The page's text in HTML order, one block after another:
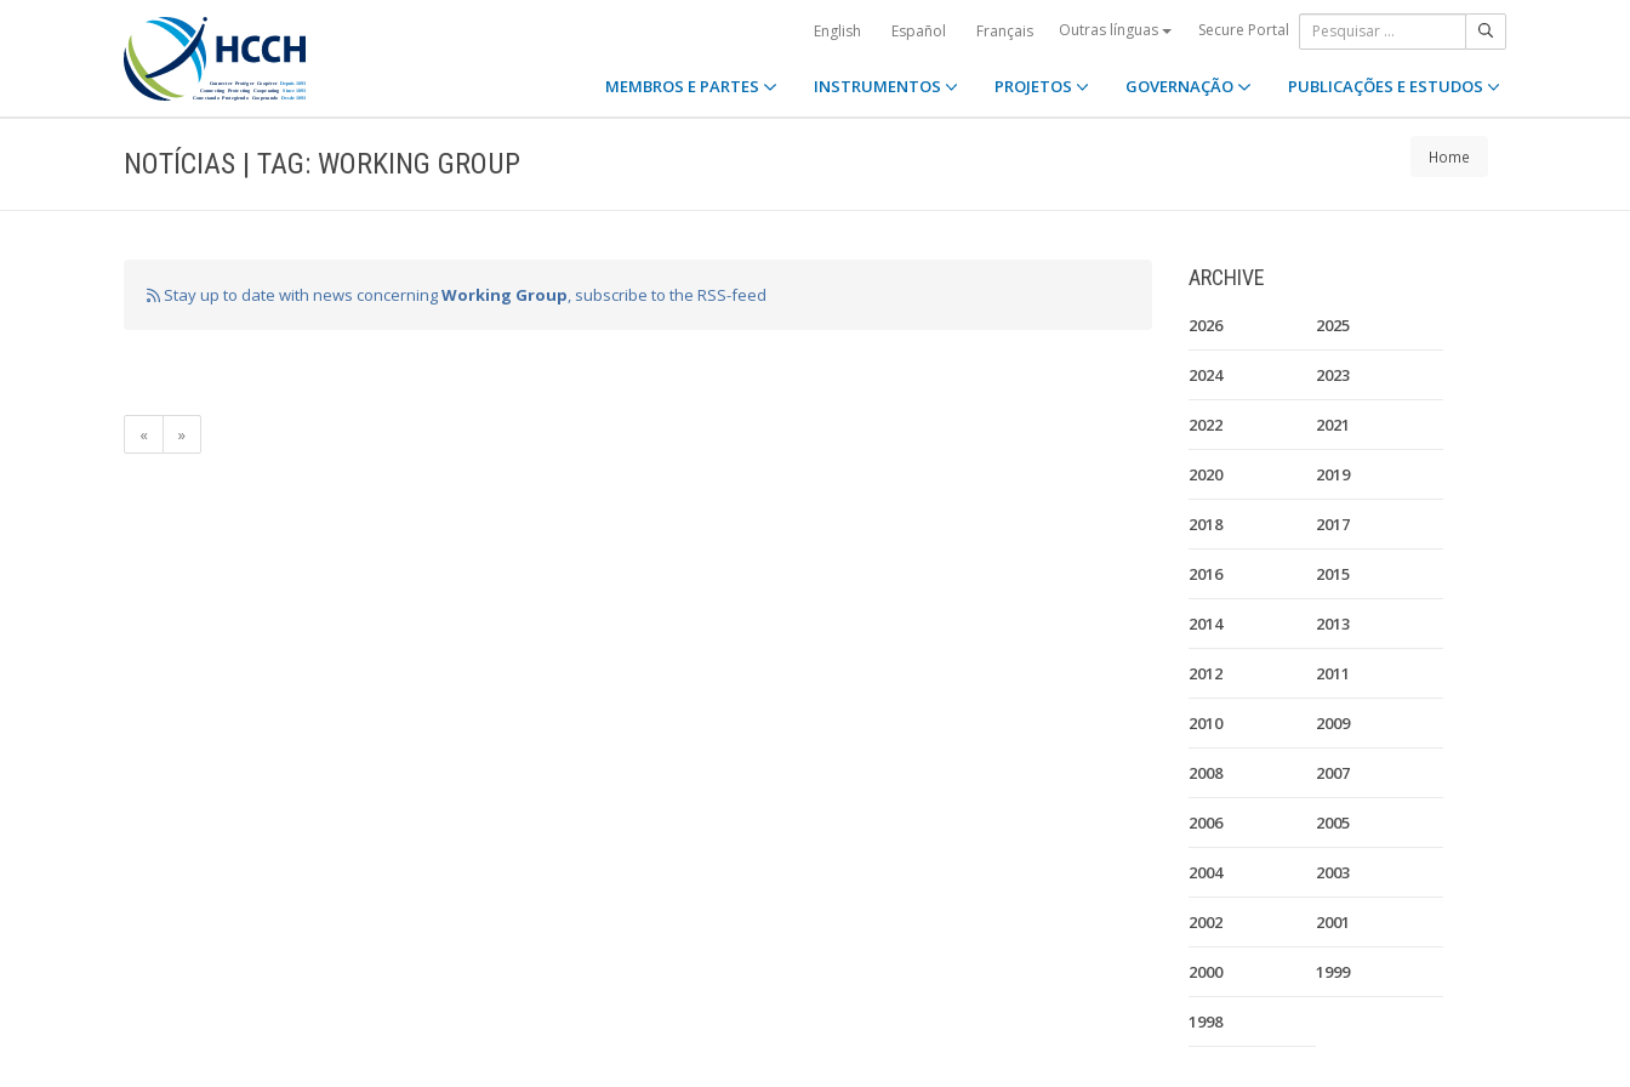
English Español Français Outras línguas Secure Portal
MEMBROS E PARTES INSTRUMENTOS PROJETOS GOVERNAÇÃO PUBLICAÇÕES E ESTUDOS
NOTÍCIAS | TAG: WORKING GROUP Home
Stay up to date with news concerningWorking Group, subscribe to the RSS-feed
« »
ARCHIVE
2026 2025
2024 2023
2022 2021
2020 2019
2018 2017
2016 2015
2014 2013
2012 2011
2010 2009
2008 2007
2006 2005
2004 2003
2002 2001
2000 1999
1998